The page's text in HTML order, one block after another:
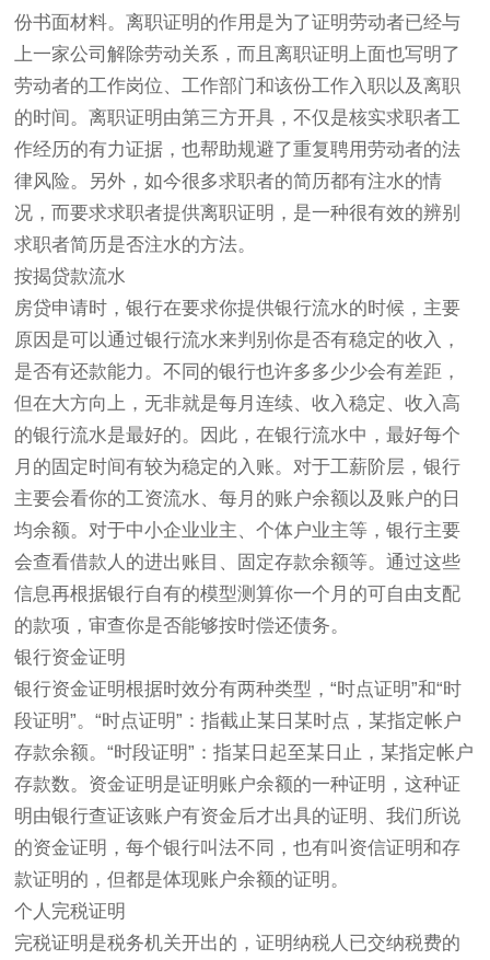
份书面材料。离职证明的作用是为了证明劳动者已经与
上一家公司解除劳动关系，而且离职证明上面也写明了
劳动者的工作岗位、工作部门和该份工作入职以及离职
的时间。离职证明由第三方开具，不仅是核实求职者工
作经历的有力证据，也帮助规避了重复聘用劳动者的法
律风险。另外，如今很多求职者的简历都有注水的情
况，而要求求职者提供离职证明，是一种很有效的辨别
求职者简历是否注水的方法。
按揭贷款流水
房贷申请时，银行在要求你提供银行流水的时候，主要
原因是可以通过银行流水来判别你是否有稳定的收入，
是否有还款能力。不同的银行也许多多少少会有差距，
但在大方向上，无非就是每月连续、收入稳定、收入高
的银行流水是最好的。因此，在银行流水中，最好每个
月的固定时间有较为稳定的入账。对于工薪阶层，银行
主要会看你的工资流水、每月的账户余额以及账户的日
均余额。对于中小企业业主、个体户业主等，银行主要
会查看借款人的进出账目、固定存款余额等。通过这些
信息再根据银行自有的模型测算你一个月的可自由支配
的款项，审查你是否能够按时偿还债务。
银行资金证明
银行资金证明根据时效分有两种类型，“时点证明”和“时
段证明”。“时点证明”：指截止某日某时点，某指定帐户
存款余额。“时段证明”：指某日起至某日止，某指定帐户
存款数。资金证明是证明账户余额的一种证明，这种证
明由银行查证该账户有资金后才出具的证明、我们所说
的资金证明，每个银行叫法不同，也有叫资信证明和存
款证明的，但都是体现账户余额的证明。
个人完税证明
完税证明是税务机关开出的，证明纳税人已交纳税费的